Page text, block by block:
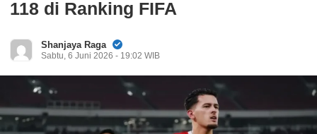
118 di Ranking FIFA
Shanjaya Raga
Sabtu, 6 Juni 2026 - 19:02 WIB